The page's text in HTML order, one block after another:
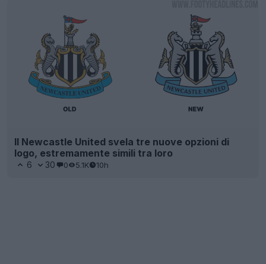
Il Newcastle United svela tre nuove opzioni di
logo, estremamente simili tra loro
6 30 0 5.1K 10h